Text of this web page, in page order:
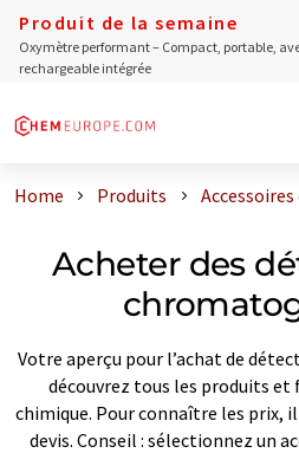
Produit de la semaine
Oxymètre performant – Compact, portable,
rechargeable intégrée
Home Produits
Acheter des
Votre aperçu pour l’achat de
découvrez tous les produits et
chimique. Pour connaître les prix,
devis. Conseil : sélectionnez un